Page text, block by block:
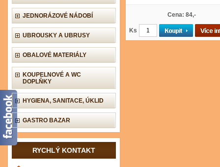
JEDNORÁZOVÉ NÁDOBÍ
UBROUSKY A UBRUSY
OBALOVÉ MATERIÁLY
KOUPELNOVÉ A WC
DOPLŇKY
HYGIENA, SANITACE, ÚKLID
GASTRO BAZAR
RYCHLÝ KONTAKT
Cena: 84,-
Ks